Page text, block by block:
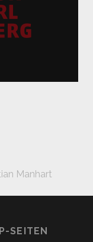
Manhart
SEITEN